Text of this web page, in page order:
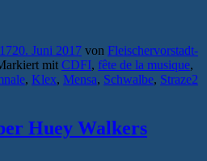
20. Juni 2017 von Fleischervorstadt-
mit CDFI, fête de la musique,
, Klex, Mensa, Schwalbe, Straze2
Huey Walkers